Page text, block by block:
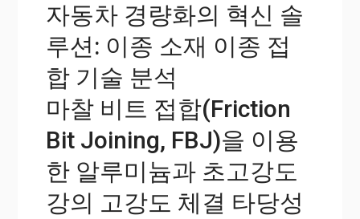
자동차 경량화의 혁신 솔
루션: 이종 소재 이종 접
합 기술 분석
마찰 비트 접합(Friction
Bit Joining, FBJ)을 이용
한 알루미늄과 초고강도
강의 고강도 체결 타당성